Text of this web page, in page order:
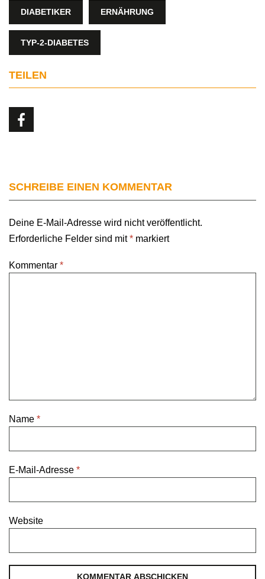
DIABETIKER ERNÄHRUNG
TYP-2-DIABETES
TEILEN
SCHREIBE EINEN KOMMENTAR
Deine E-Mail-Adresse wird nicht veröffentlicht.
Erforderliche Felder sind mit* markiert
Kommentar *
Name *
E-Mail-Adresse *
Website